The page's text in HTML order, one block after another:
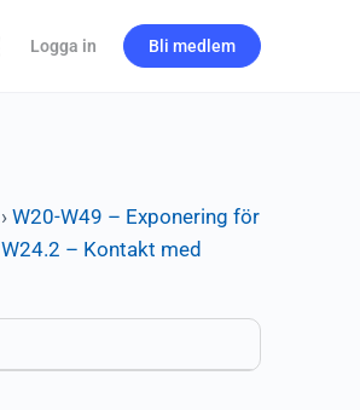
Logga in Bli medlem
› W20-W49 – Exponering för
W24.2 – Kontakt med